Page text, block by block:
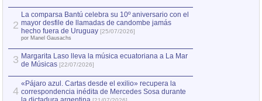
2
La comparsa Bantú celebra su 10º aniversario con el
mayor desfile de llamadas de candombe jamás
hecho fuera de Uruguay [25/07/2026]
por Manel Gausachs
3 Margarita Laso lleva la música ecuatoriana a La Mar
de Músicas [22/07/2026]
4
«Pájaro azul. Cartas desde el exilio» recupera la
correspondencia inédita de Mercedes Sosa durante